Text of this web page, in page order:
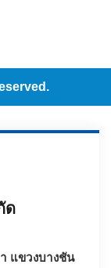
ด
แขวงบางชัน